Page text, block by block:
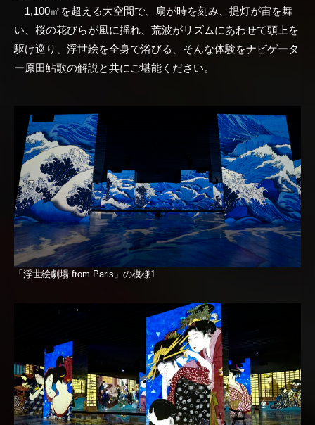
1,100㎡を超える大空間で、扇が時を刻み、提灯が宙を舞
い、桜の花びらが風に揺れ、荒波がリズムにあわせて頭上を
駆け巡り、浮世絵を全身で浴びる、そんな体験をナビゲータ
ー原田鮎歌の解説と共にご堪能ください。
「浮世絵劇場 from Paris」の模様1